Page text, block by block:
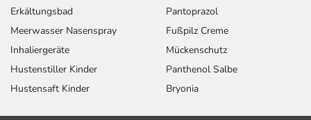
Erkältungsbad
Meerwasser Nasenspray
Inhaliergeräte
Hustenstiller Kinder
Hustensaft Kinder
Pantoprazol
Fußpilz Creme
Mückenschutz
Panthenol Salbe
Bryonia